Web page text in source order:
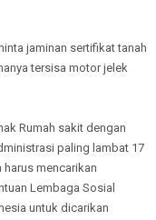
jaminan sertifikat tanah
tersisa motor jelek
Rumah sakit dengan
paling lambat 17
harus mencarikan
Lembaga Sosial
untuk dicarikan